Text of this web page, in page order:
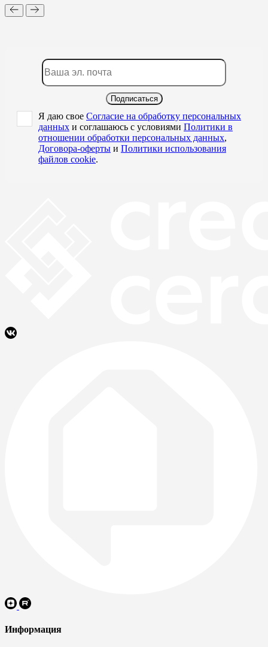
Подписаться
Я даю свое Согласие на обработку персональных
данных и соглашаюсь с условиями Политики в
отношении обработки персональных данных,
Договора-оферты и Политики использования
файлов cookie.
Информация